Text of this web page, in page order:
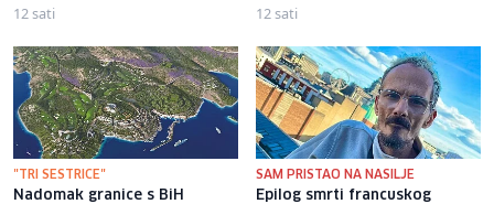
12 sati 12 sati
"TRI SESTRICE"
Nadomak granice s BiH
SAM PRISTAO NA NASILJE
Epilog smrti francuskog